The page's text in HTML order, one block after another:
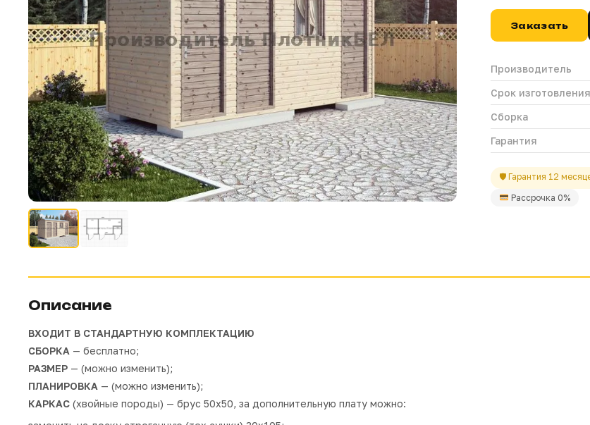
Заказать
Производитель
Срок изготовления
Сборка
Гарантия
🛡 Гарантия 12
Рассрочка 0%
Описание
ВХОДИТ В СТАНДАРТНУЮ КОМПЛЕКТАЦИЮ
СБОРКА — бесплатно;
РАЗМЕР — (можно изменить);
ПЛАНИРОВКА — (можно изменить);
КАРКАС (хвойные породы) — брус 50х50, за дополнительную плату можно: